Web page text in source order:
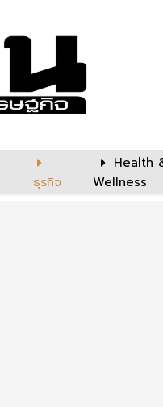
ธุรกิจ
Health
Wellness